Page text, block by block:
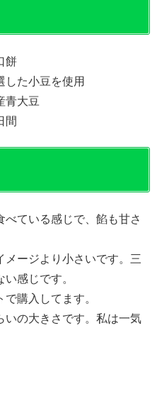
餅
した小豆を使用
青大豆
間
ている感じで、餡も甘さ
ージより小さいです。三
感じです。
購入してます。
の大きさです。私は一気